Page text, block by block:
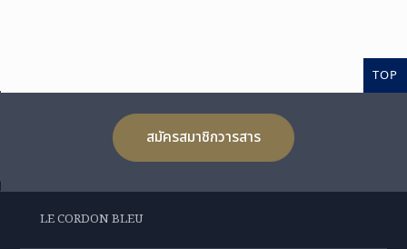
TOP
สมัครสมาชิกวารสาร
LE CORDON BLEU